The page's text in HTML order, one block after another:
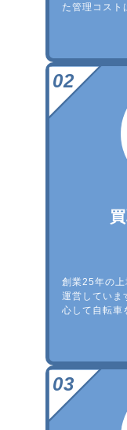
た管理コスト
創業25年の
運営していま
心して自転車